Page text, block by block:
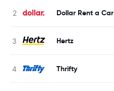
Dollar Rent a Car
Hertz
Thrifty